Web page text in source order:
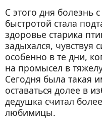
С этого дня болезнь
быстротой стала
здоровье старика
задыхался, чувствуя
особенно в те дни,
на промысел в
Сегодня была такая
оставаться долее в
дедушка считал
любимицы.